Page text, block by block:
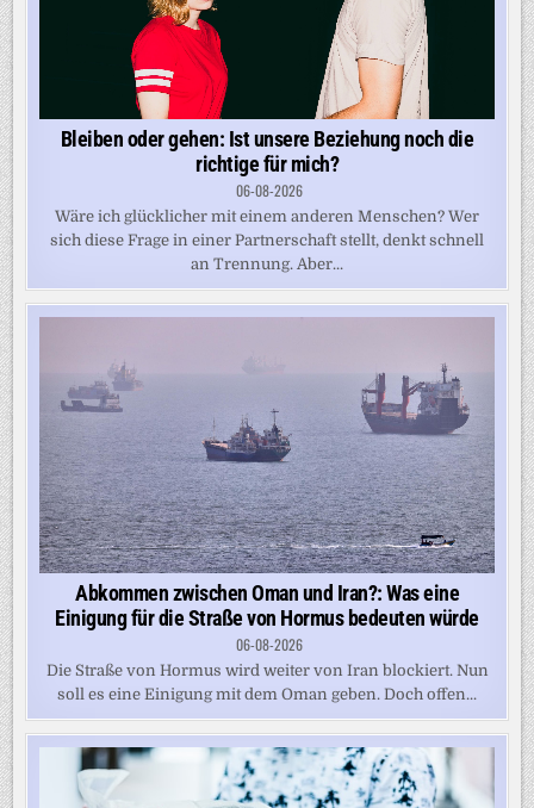
Bleiben oder gehen: Ist unsere Beziehung noch die
richtige für mich?
06-08-2026
Wäre ich glücklicher mit einem anderen Menschen? Wer
sich diese Frage in einer Partnerschaft stellt, denkt schnell
an Trennung. Aber...
Abkommen zwischen Oman und Iran?: Was eine
Einigung für die Straße von Hormus bedeuten würde
06-08-2026
Die Straße von Hormus wird weiter von Iran blockiert. Nun
soll es eine Einigung mit dem Oman geben. Doch offen...